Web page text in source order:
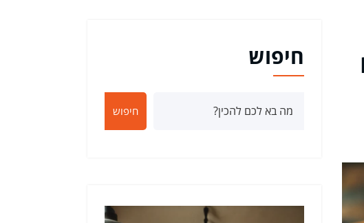
חיפוש
חיפוש